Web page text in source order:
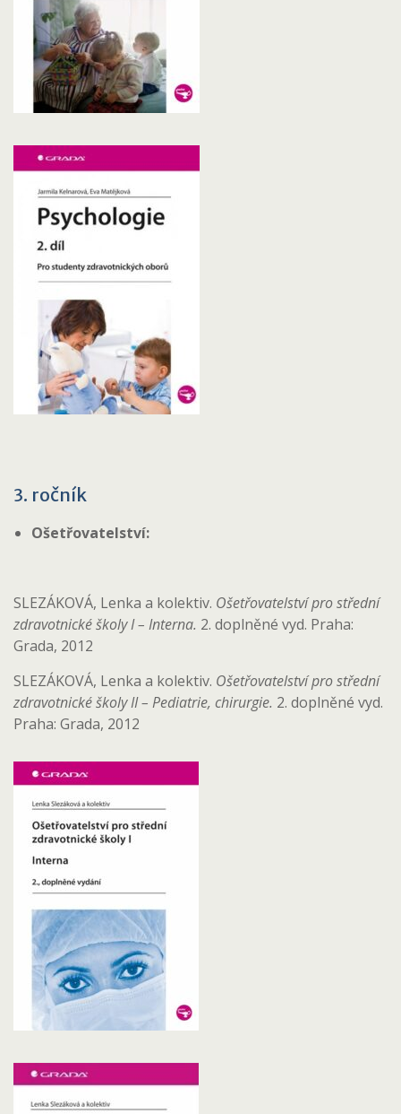
3. ročník
Ošetřovatelství:
SLEZÁKOVÁ, Lenka a kolektiv. Ošetřovatelství pro střední
zdravotnické školy I – Interna. 2. doplněné vyd. Praha:
Grada, 2012
SLEZÁKOVÁ, Lenka a kolektiv. Ošetřovatelství pro střední
zdravotnické školy II – Pediatrie, chirurgie. 2. doplněné vyd.
Praha: Grada, 2012